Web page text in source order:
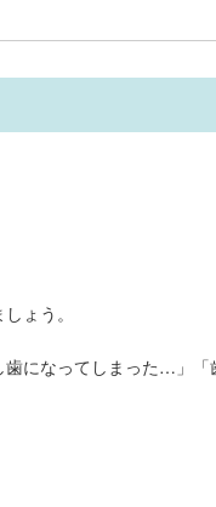
ょう。
歯になってしまった…」「